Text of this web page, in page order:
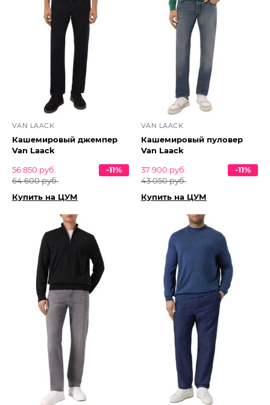
VAN LAACK
Кашемировый джемпер
Van Laack
56 850 руб.
64 600 руб.
-11%
Купить на ЦУМ
VAN LAACK
Кашемировый пуловер
Van Laack
37 900 руб.
43 050 руб.
-11%
Купить на ЦУМ